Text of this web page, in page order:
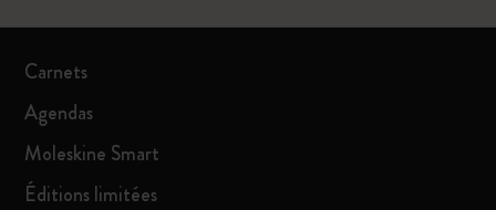
Carnets
Agendas
Moleskine Smart
Éditions limitées